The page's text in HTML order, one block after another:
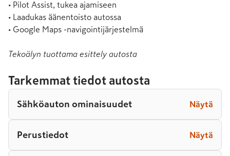
• Pilot Assist, tukea ajamiseen
• Laadukas äänentoisto autossa
• Google Maps -navigointijärjestelmä
Tekoälyn tuottama esittely autosta
Tarkemmat tiedot autosta
Sähköauton ominaisuudet Näytä
Perustiedot Näytä